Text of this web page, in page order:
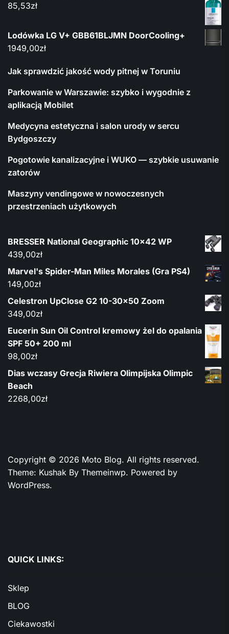
85,53zł
Lodówka LG V+ GBB61BLJMN DoorCooling+
1949,00zł
Jak sprawdzić jakość wody pitnej w Toruniu
Parkowanie w Warszawie: szybko i wygodnie z
aplikacją Mobilet
Medycyna estetyczna i salon urody w sercu
Bydgoszczy
Pogotowie kanalizacyjne i WUKO — szybkie usuwanie
zatorów
Maszyny vendingowe w nowoczesnych
przestrzeniach użytkowych
BRESSER National Geographic 10x42 WP
439,00zł
Marvel's Spider-Man Miles Morales (Gra PS4)
149,00zł
Celestron UpClose G2 10-30x50 Zoom
349,00zł
Eucerin Sun Oil Control kremowy żel do opalania
SPF 50+ 200 ml
98,00zł
Dias wczasy Grecja Riwiera Olimpijska Olimpic
Beach
2268,00zł
Copyright © 2026 Moto Blog. All rights reserved.
Theme: Kushak By Themeinwp. Powered by
WordPress.
QUICK LINKS:
Sklep
BLOG
Ciekawostki